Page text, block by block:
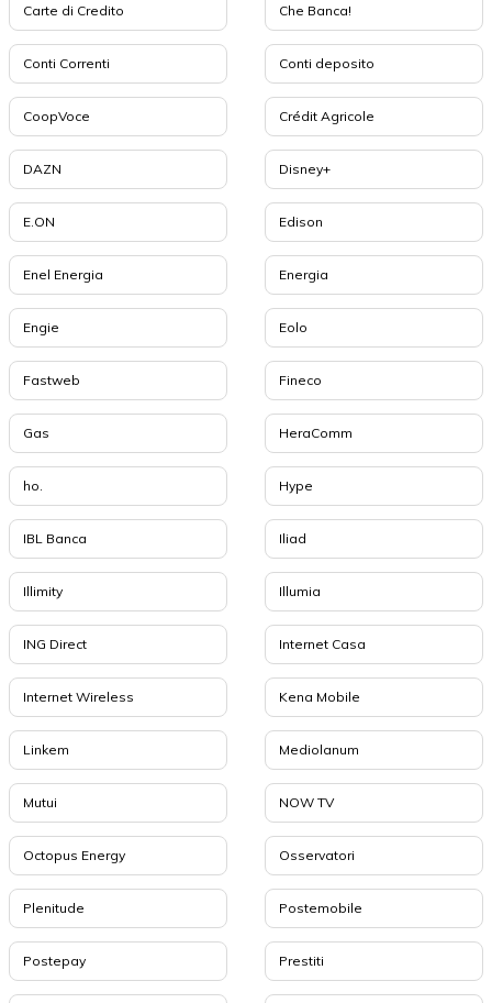
Carte di Credito Che Banca!
Conti Correnti Conti deposito
CoopVoce Crédit Agricole
DAZN Disney+
E.ON Edison
Enel Energia Energia
Engie Eolo
Fastweb Fineco
Gas HeraComm
ho. Hype
IBL Banca Iliad
Illimity Illumia
ING Direct Internet Casa
Internet Wireless Kena Mobile
Linkem Mediolanum
Mutui NOW TV
Octopus Energy Osservatori
Plenitude Postemobile
Postepay Prestiti